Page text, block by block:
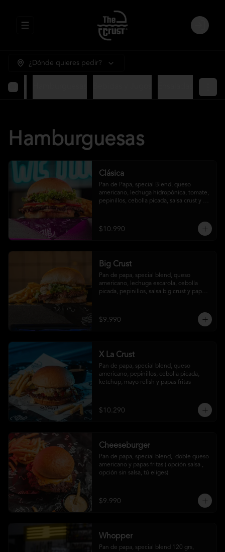
Abrir menu de navegación Login
¿Dónde quieres pedir?
Hamburguesas
Clásica
Pan de Papa, special Blend, queso
americano, lechuga hidropónica, tomate,
pepinillos, cebolla picada, salsa crust y
$10.990
Big Crust
Pan de papa, special blend, queso
americano, lechuga escarola, cebolla
picada, pepinillos, salsa big crust y papas
$9.990
X La Crust
Pan de papa, special blend, queso
americano, pepinillos, cebolla picada,
ketchup, mayo relish y papas fritas
$10.290
Cheeseburger
Pan de papa, special blend,  doble queso
americano y papas fritas ( opción salsa ,
opción sin salsa, tú eliges)
$9.990
Whopper
Pan de papa, special blend 120 grs,